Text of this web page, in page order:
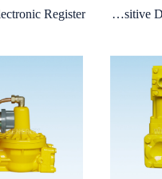
WDTCS-50 Positive Displacement Flow Meter With Pulser